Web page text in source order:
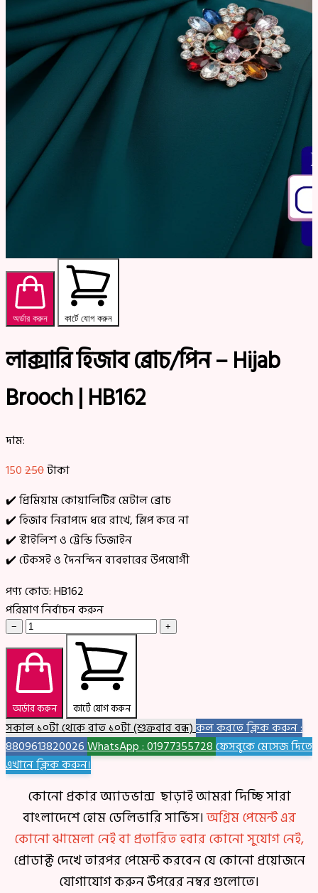
অর্ডার করুন কার্টে যোগ করুন
লাক্সারি হিজাব ব্রোচ/পিন – Hijab
Brooch | HB162
দাম:
150250টাকা
✔️ প্রিমিয়াম কোয়ালিটির মেটাল ব্রোচ
✔️ হিজাব নিরাপদে ধরে রাখে, স্লিপ করে না
✔️ স্টাইলিশ ও ট্রেন্ডি ডিজাইন
✔️ টেকসই ও দৈনন্দিন ব্যবহারের উপযোগী
পণ্য কোড:HB162
পরিমাণ নির্বাচন করুন
− +
অর্ডার করুন কার্টে যোগ করুন
সকাল ১০টা থেকে রাত ১০টা (শুক্রবার বন্ধ)কল করতে ক্লিক করুন :
8809613820026WhatsApp : 01977355728ফেসবুকে মেসেজ দিতে
এখানে ক্লিক করুন।
কোনো প্রকার অ্যাডভান্স ছাড়াই আমরা দিচ্ছি সারা
বাংলাদেশে হোম ডেলিভারি সার্ভিস।অগ্রিম পেমেন্ট এর
কোনো ঝামেলা নেই বা প্রতারিত হবার কোনো সুযোগ নেই,
প্রোডাক্ট দেখে তারপর পেমেন্ট করবেন যে কোনো প্রয়োজনে
যোগাযোগ করুন উপরের নম্বর গুলোতে।